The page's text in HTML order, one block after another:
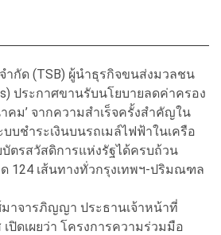
ำกัด (TSB) ผู้นำธุรกิจขนส่งมวลชน
ประกาศขานรับนโยบายลดค่าครอง
คม’ จากความสำเร็จครั้งสำคัญใน
บชำระเงินบนรถเมล์ไฟฟ้าในเครือ
ตรสวัสดิการแห่งรัฐได้ครบถ้วน
124 เส้นทางทั่วกรุงเทพฯ-ปริมณฑล
าจารภิญญา ประธานเจ้าหน้าที่
ปิดเผยว่า โครงการความร่วมมือ